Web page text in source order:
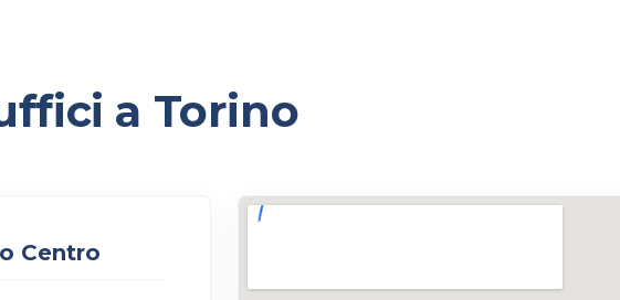
a Torino
Centro